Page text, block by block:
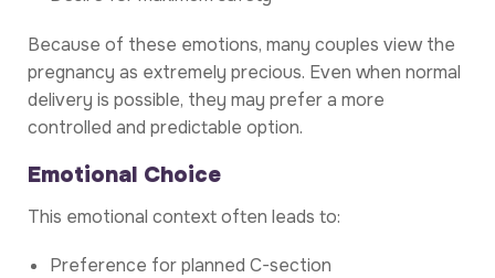
Because of these emotions, many couples view the
pregnancy as extremely precious. Even when normal
delivery is possible, they may prefer a more
controlled and predictable option.
Emotional Choice
This emotional context often leads to:
Preference for planned C-section